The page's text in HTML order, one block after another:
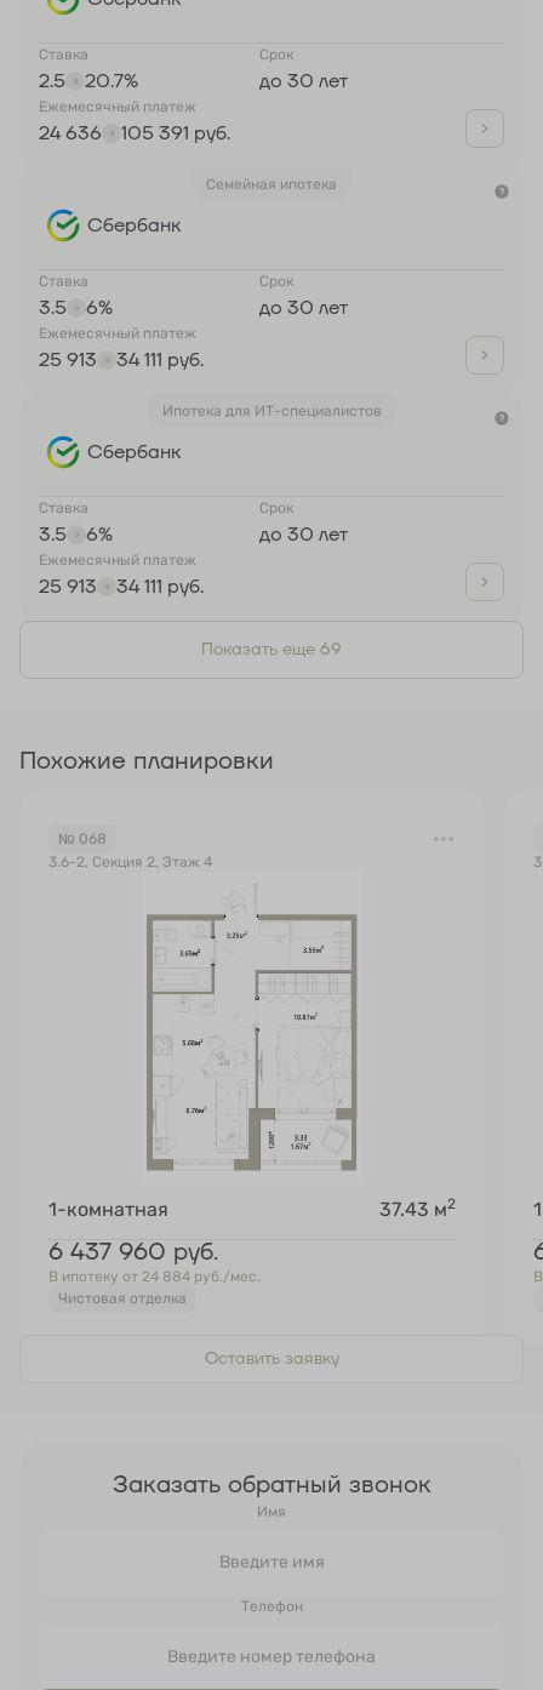
Ставка
2.5 20.7%
Срок
до 30 лет
Ежемесячный платеж
24 636 105 391 руб.
Семейная ипотека
Сбербанк
Ставка
3.5 6%
Срок
до 30 лет
Ежемесячный платеж
25 913 34 111 руб.
Ипотека для ИТ-специалистов
Сбербанк
Ставка
3.5 6%
Срок
до 30 лет
Ежемесячный платеж
25 913 34 111 руб.
Показать еще 69
Похожие планировки
№ 068
3.6-2, Секция 2, Этаж 4
1-комнатная 37.43 м2
6 437 960 руб.
В ипотеку от 24 884 руб./мес.
Чистовая отделка
Оставить заявку
Заказать обратный звонок
Имя
Телефон